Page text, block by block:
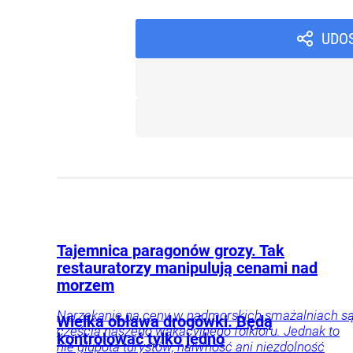
Tajemnica paragonów grozy. Tak
restauratorzy manipulują cenami nad
morzem
Narzekanie na ceny w nadmorskich smażalniach są
częścią naszego wakacyjnego folkloru. Jednak to
nie głupota turystów, naiwność ani niezdolność
Wielka obława drogówki. Będą
kontrolować tylko jedno